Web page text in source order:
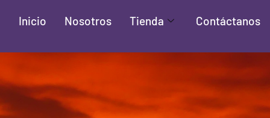
Inicio Nosotros Tienda Contáctanos